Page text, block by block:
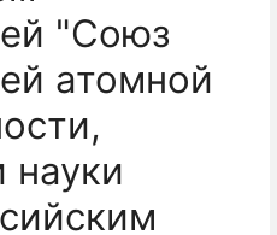
"Союз
атомной
науки